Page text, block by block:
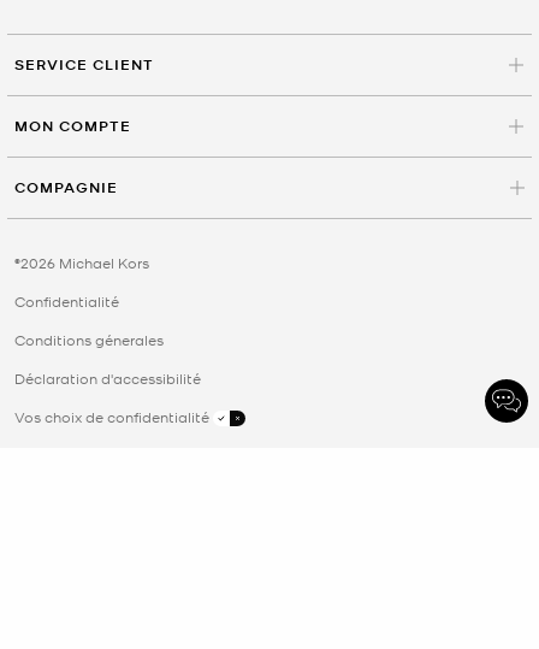
SERVICE CLIENT
MON COMPTE
COMPAGNIE
©2026 Michael Kors
Confidentialité
Conditions génerales
Déclaration d'accessibilité
Vos choix de confidentialité